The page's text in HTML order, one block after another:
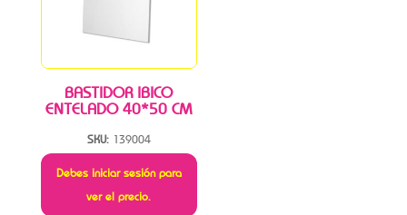
BASTIDOR IBICO
ENTELADO 40*50 CM
SKU: 139004
Debes iniciar sesión para
ver el precio.